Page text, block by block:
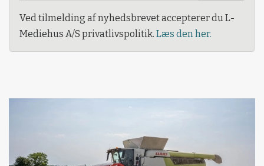
Ved tilmelding af nyhedsbrevet accepterer du L-
Mediehus A/S privatlivspolitik. Læs den her.